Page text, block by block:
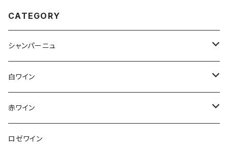
CATEGORY
シャンパーニュ
アンリ・ジロー
アンリ・ビリオ・フィス
エティエンヌ・ルフェーヴル
白ワイン
フランス
アルザス
ドイツ
赤ワイン
フランス
ロゼワイン